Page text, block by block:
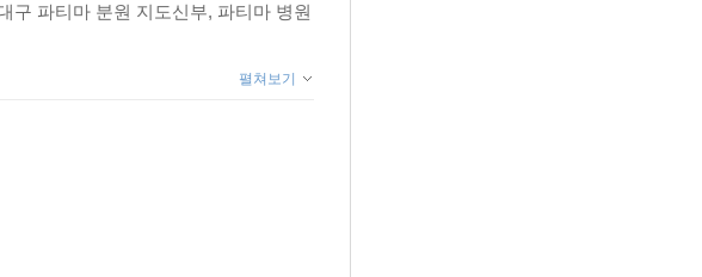
구 파티마 분원 지도신부, 파티마 병원
펼쳐보기